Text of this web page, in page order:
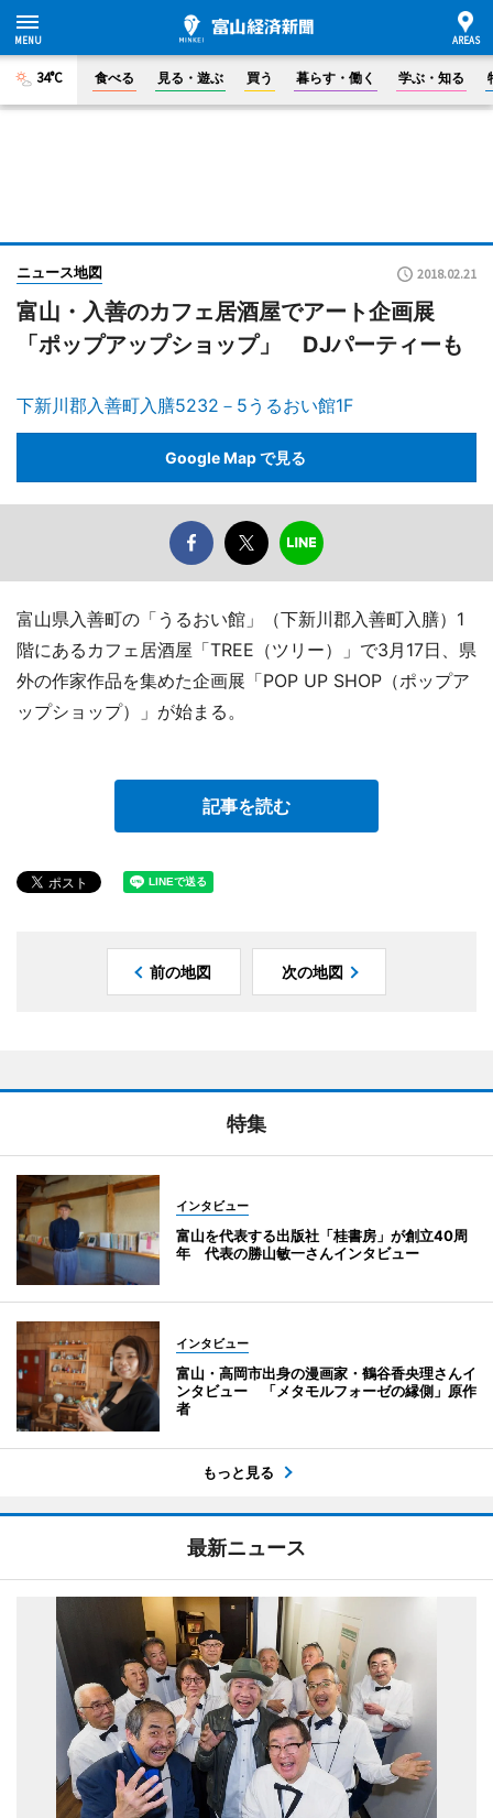
34°C 食べる 見る・遊ぶ 買う 暮らす・働く 学ぶ・知る
ニュース地図 2018.02.21
富山・入善のカフェ居酒屋でアート企画展
「ポップアップショップ」 DJパーティーも
下新川郡入善町入膳5232－5うるおい館1F
Google Map で見る
富山県入善町の「うるおい館」（下新川郡入善町入膳）1
階にあるカフェ居酒屋「TREE（ツリー）」で3月17日、県
外の作家作品を集めた企画展「POP UP SHOP（ポップア
ップショップ）」が始まる。
記事を読む
前の地図 次の地図
特集
インタビュー
富山を代表する出版社「桂書房」が創立40周
年 代表の勝山敏一さんインタビュー
インタビュー
富山・高岡市出身の漫画家・鶴谷香央理さんイ
ンタビュー 「メタモルフォーゼの縁側」原作
者
もっと見る
最新ニュース